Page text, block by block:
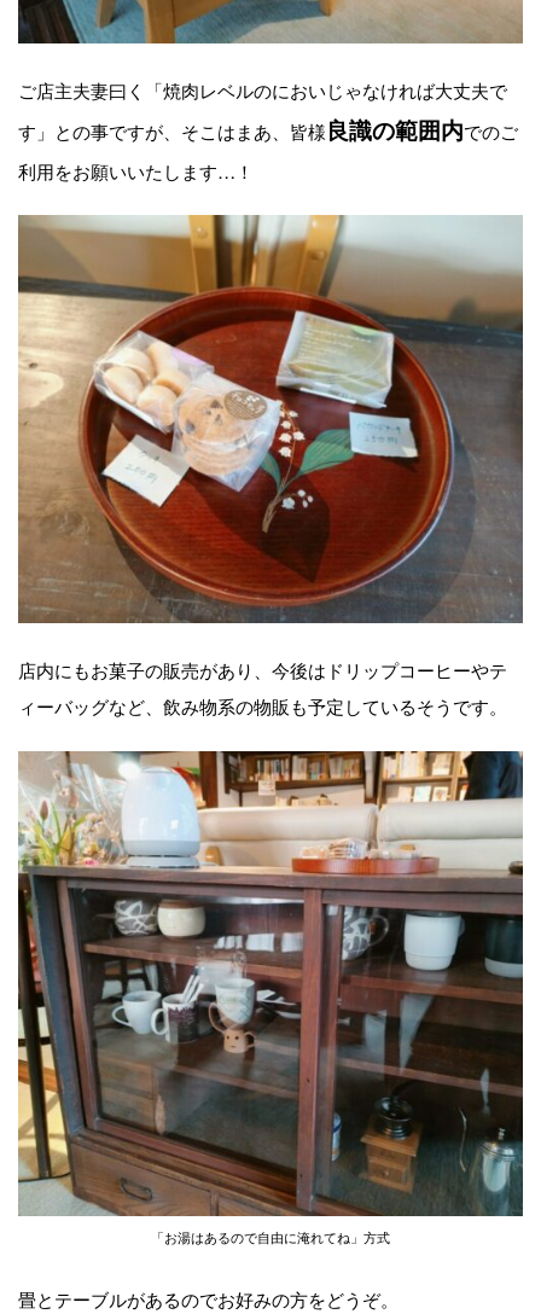
ご店主夫妻曰く「焼肉レベルのにおいじゃなければ大丈夫で
す」との事ですが、そこはまあ、皆様良識の範囲内でのご
利用をお願いいたします…！
店内にもお菓子の販売があり、今後はドリップコーヒーやテ
ィーバッグなど、飲み物系の物販も予定しているそうです。
「お湯はあるので自由に淹れてね」方式
畳とテーブルがあるのでお好みの方をどうぞ。